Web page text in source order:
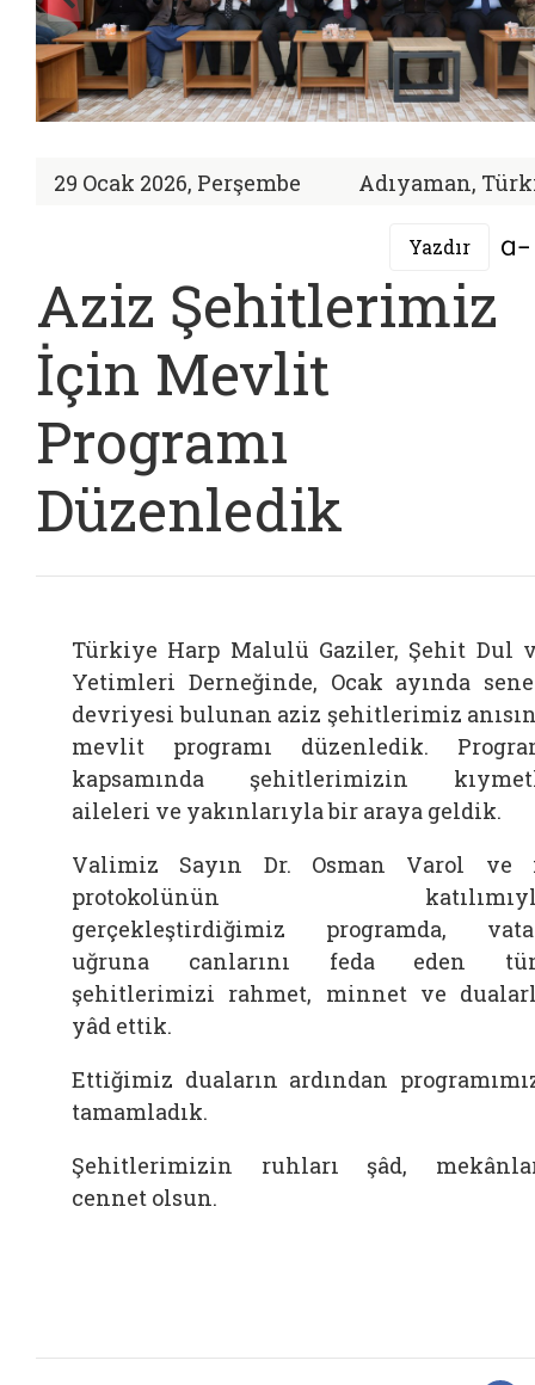
29 Ocak 2026, Perşembe Adıyaman,
Yazdır
Aziz Şehitlerimiz
İçin Mevlit
Programı
Düzenledik
Türkiye Harp Malulü Gaziler, Şehit Dul
Yetimleri Derneğinde, Ocak ayında
devriyesi bulunan aziz şehitlerimiz
mevlit programı düzenledik.
kapsamında şehitlerimizin
aileleri ve yakınlarıyla bir araya geldik.
Valimiz Sayın Dr. Osman Varol ve
protokolünün
gerçekleştirdiğimiz programda,
uğruna canlarını feda eden
şehitlerimizi rahmet, minnet ve
yâd ettik.
Ettiğimiz duaların ardından
tamamladık.
Şehitlerimizin ruhları şâd,
cennet olsun.